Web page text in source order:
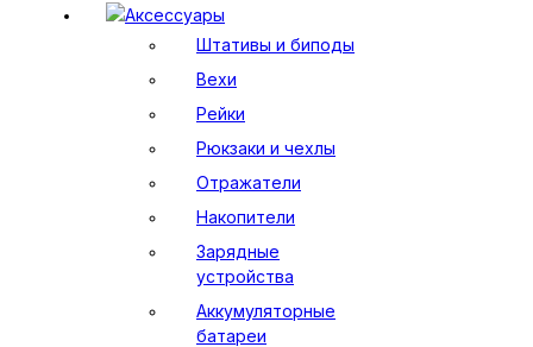
Аксессуары
Штативы и биподы
Вехи
Рейки
Рюкзаки и чехлы
Отражатели
Накопители
Зарядные
устройства
Аккумуляторные
батареи